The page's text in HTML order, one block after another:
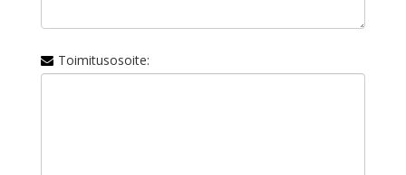
Toimitusosoite: